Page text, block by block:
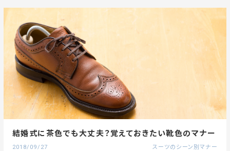
結婚式に茶色でも大丈夫？覚えておきたい靴色のマナー
2018/09/27 スーツのシーン別マナー